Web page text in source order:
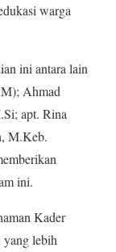
warga
ini antara lain
Ahmad
apt. Rina
M.Keb.
ini.
Kader
lebih